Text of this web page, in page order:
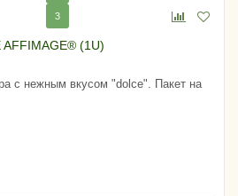
3
AFFIMAGE® (1U)
с нежным вкусом "dolce". Пакет на